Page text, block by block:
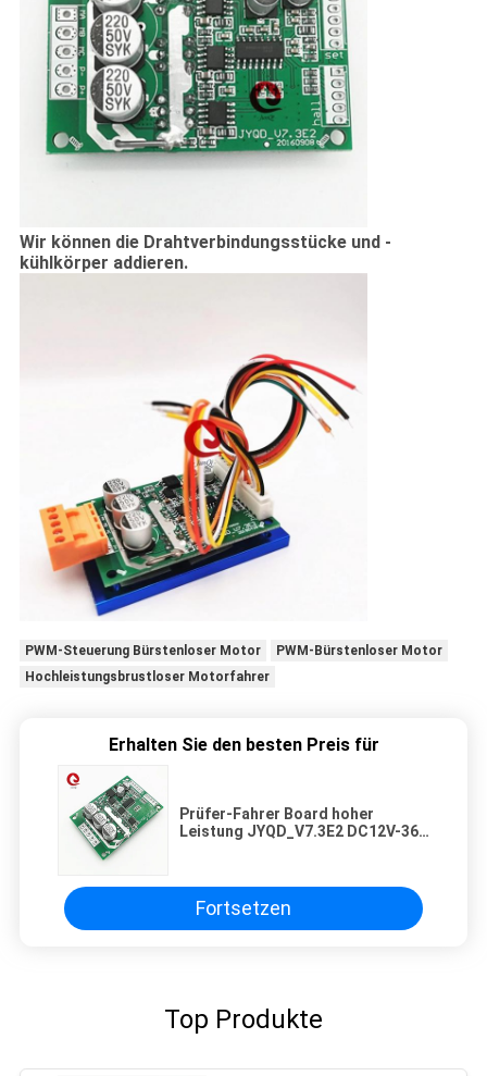
Wir können die Drahtverbindungsstücke und -
kühlkörper addieren.
PWM-Steuerung Bürstenloser Motor
PWM-Bürstenloser Motor
Hochleistungsbrustloser Motorfahrer
Erhalten Sie den besten Preis für
Prüfer-Fahrer Board hoher
Leistung JYQD_V7.3E2 DC12V-36V
Fortsetzen
Top Produkte